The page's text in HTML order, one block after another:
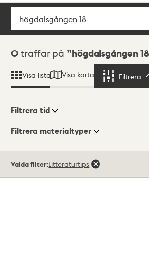
Sök
Sökresultat
0 träffar på högdalsgången 18
Visa lista Visa karta Filtrera
Visningsläge
Filtrera tid
Filtrera materialtyper
träffar
Valda filter:Litteraturtips